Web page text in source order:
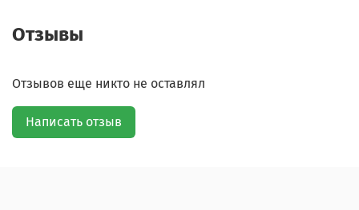
Отзывы
Отзывов еще никто не оставлял
Написать отзыв